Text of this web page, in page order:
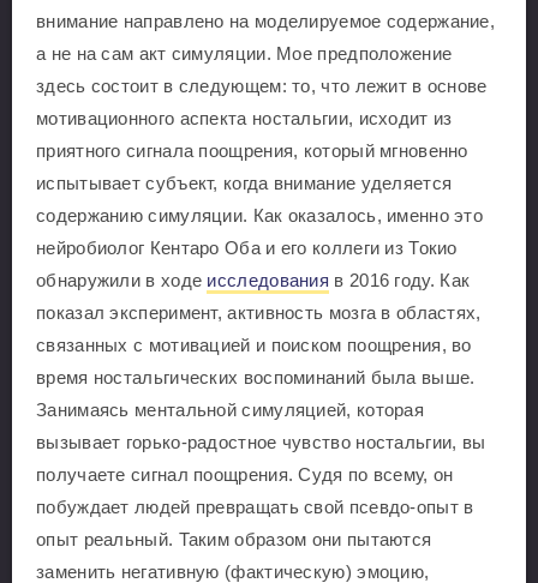
внимание направлено на моделируемое содержание,
а не на сам акт симуляции. Мое предположение
здесь состоит в следующем: то, что лежит в основе
мотивационного аспекта ностальгии, исходит из
приятного сигнала поощрения, который мгновенно
испытывает субъект, когда внимание уделяется
содержанию симуляции. Как оказалось, именно это
нейробиолог Кентаро Оба и его коллеги из Токио
обнаружили в ходе исследования в 2016 году. Как
показал эксперимент, активность мозга в областях,
связанных с мотивацией и поиском поощрения, во
время ностальгических воспоминаний была выше.
Занимаясь ментальной симуляцией, которая
вызывает горько-радостное чувство ностальгии, вы
получаете сигнал поощрения. Судя по всему, он
побуждает людей превращать свой псевдо-опыт в
опыт реальный. Таким образом они пытаются
заменить негативную (фактическую) эмоцию,